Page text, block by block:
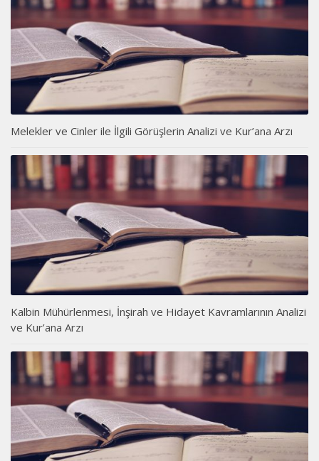
Melekler ve Cinler ile İlgili Görüşlerin Analizi ve Kur’ana Arzı
Kalbin Mühürlenmesi, İnşirah ve Hidayet Kavramlarının Analizi
ve Kur’ana Arzı